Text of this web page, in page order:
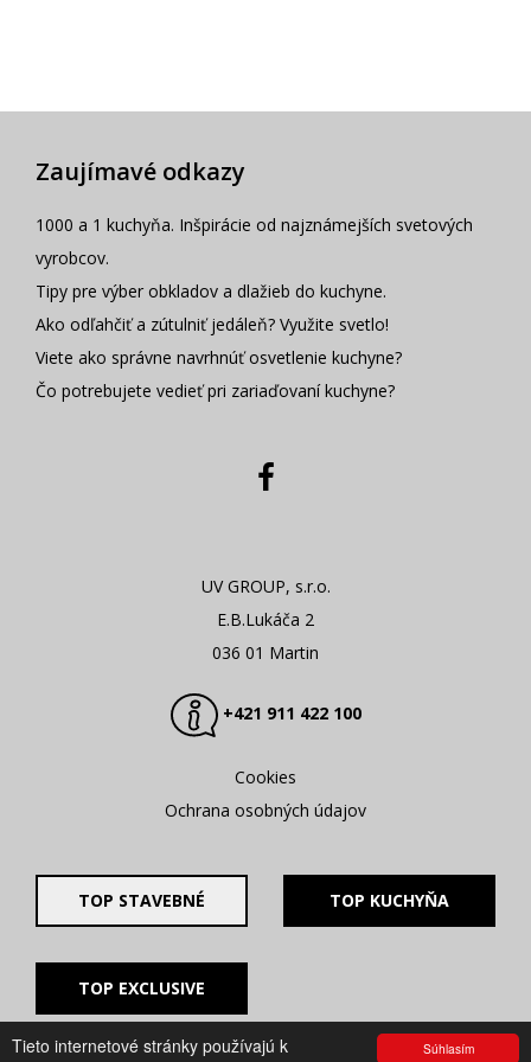
Súhlasím
Tieto internetové stránky používajú k
Zaujímavé odkazy
1000 a 1 kuchyňa. Inšpirácie od najznámejších svetových
vyrobcov.
Tipy pre výber obkladov a dlažieb do kuchyne.
Ako odľahčiť a zútulniť jedáleň? Využite svetlo!
Viete ako správne navrhnúť osvetlenie kuchyne?
Čo potrebujete vedieť pri zariaďovaní kuchyne?
UV GROUP, s.r.o.
E.B.Lukáča 2
036 01 Martin
+421 911 422 100
Cookies
Ochrana osobných údajov
TOP STAVEBNÉ TOP KUCHYŇA
TOP EXCLUSIVE